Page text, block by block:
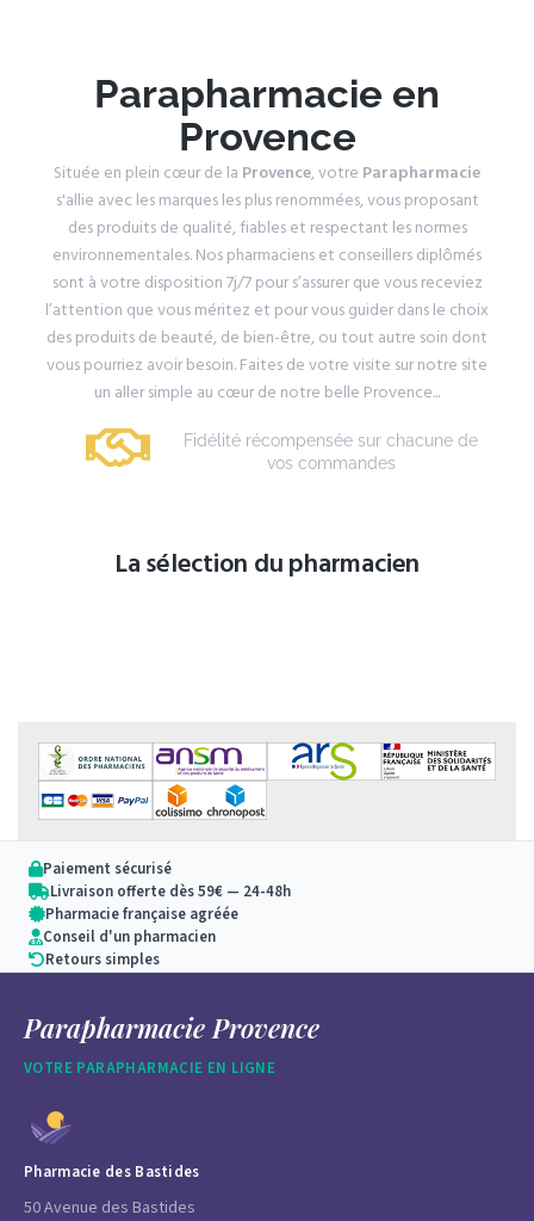
Parapharmacie en
Provence
Située en plein cœur de la Provence, votre Parapharmacie
s'allie avec les marques les plus renommées, vous proposant
des produits de qualité, fiables et respectant les normes
environnementales. Nos pharmaciens et conseillers diplômés
sont à votre disposition 7j/7 pour s’assurer que vous receviez
l’attention que vous méritez et pour vous guider dans le choix
des produits de beauté, de bien-être, ou tout autre soin dont
vous pourriez avoir besoin. Faites de votre visite sur notre site
un aller simple au cœur de notre belle Provence...
Fidélité récompensée sur chacune de
vos commandes
La sélection du pharmacien
Paiement sécurisé
Livraison offerte dès 59€ — 24-48h
Pharmacie française agréée
Conseil d'un pharmacien
Retours simples
Parapharmacie Provence
VOTRE PARAPHARMACIE EN LIGNE
Pharmacie des Bastides
50 Avenue des Bastides